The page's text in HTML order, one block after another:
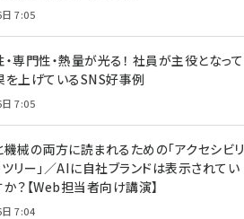
7:05
・専門性・熱量が光る！ 社員が主役となって
を上げているSNS好事例
7:05
機械の両方に読まれるための「アクセシビリ
ツリー」／AIに自社ブランドは表示されてい
か？【Web担当者向け講演】
7:04